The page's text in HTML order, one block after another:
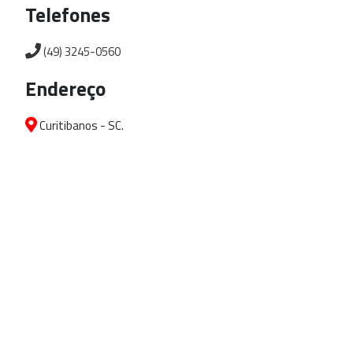
Telefones
(49) 3245-0560
Endereço
Curitibanos - SC.